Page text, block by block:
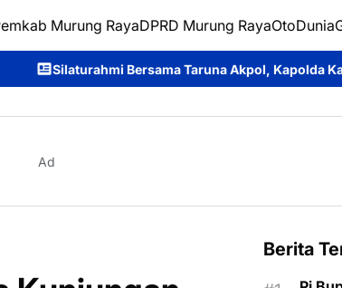
Murung RayaDPRD Murung RayaOtoDunia
Taruna Akpol, Kapolda Kalteng: Beri Manfaat
Ad
Berita